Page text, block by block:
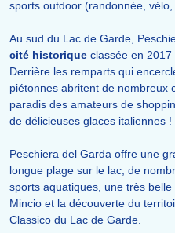
sports outdoor (randonnée,
Au sud du Lac de Garde,
cité historique classée en 2017
Derrière les remparts qui
piétonnes abritent de nombreux
paradis des amateurs de
de délicieuses glaces italiennes !
Peschiera del Garda offre une
longue plage sur le lac, de
sports aquatiques, une très
Mincio et la découverte du
Classico du Lac de Garde.